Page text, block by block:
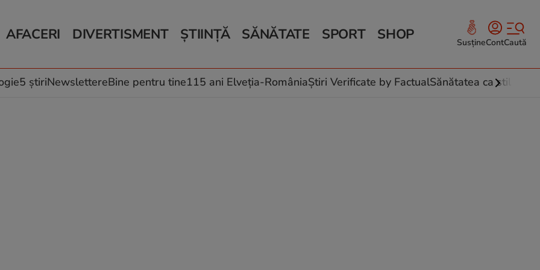
AFACERI
Auto
Locuri de muncă
DIVERTISMENT
Horoscop
Muzică și Filme
ȘTIINȚĂ
Schimbări climatice
SĂNĂTATE
Relații
Rețete culinare
SPORT SHOP SusțineContCaută
5 știriNewslettereBine pentru tine115 ani Elveția-RomâniaȘtiri Verificate by FactualSănătatea ca stil de